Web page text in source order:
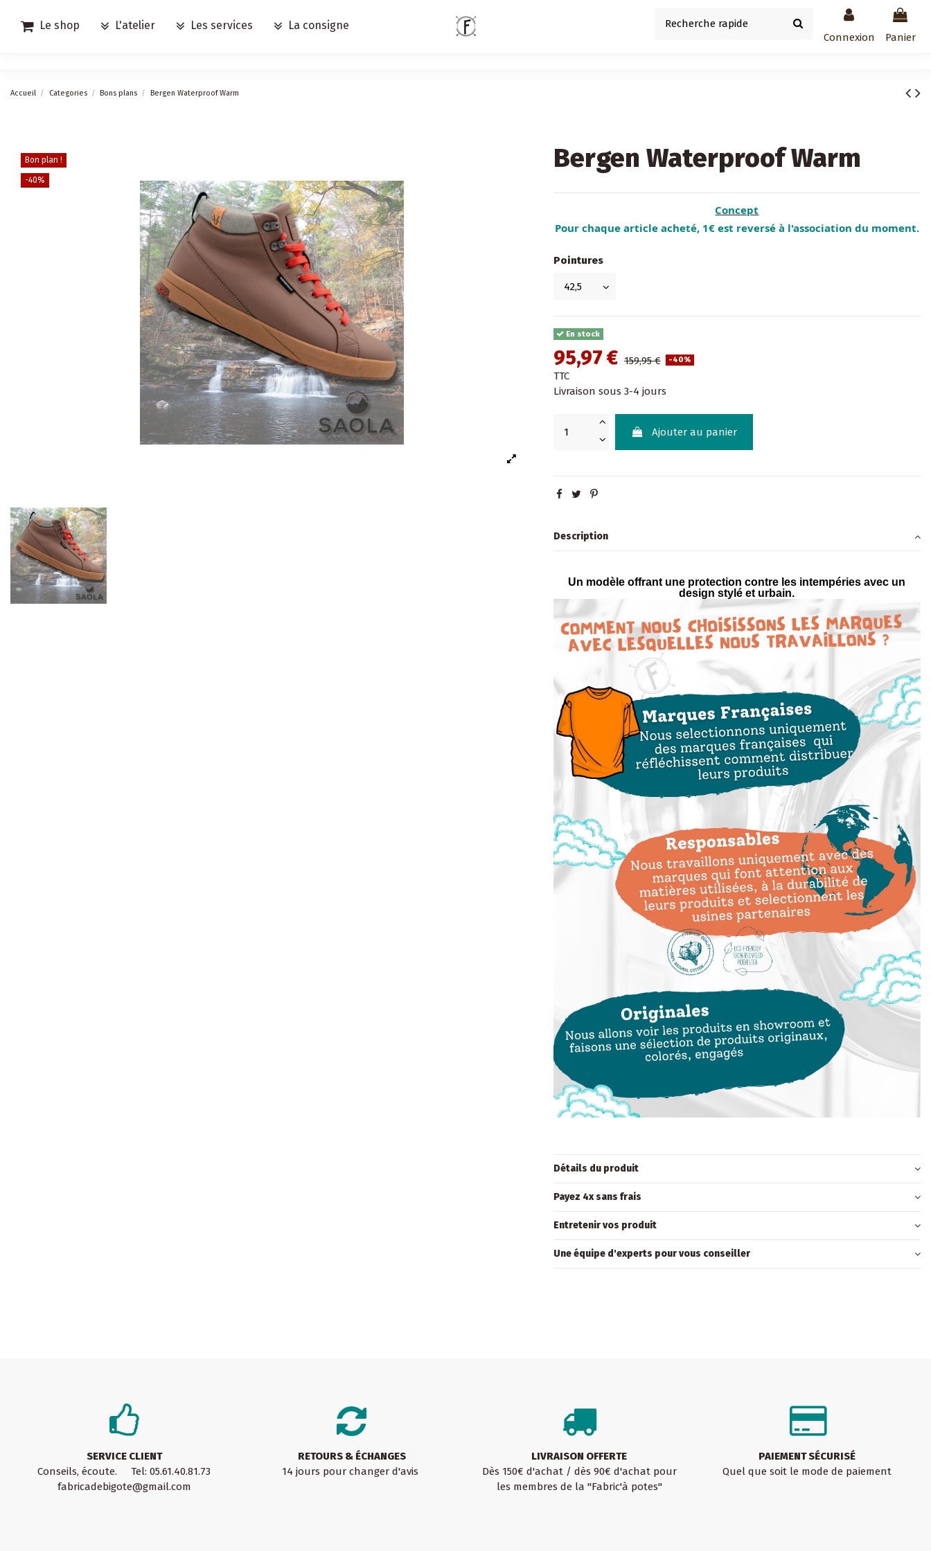
Le shop L'atelier Les services La consigne
Connexion Panier
Accueil Categories Bons plans Bergen Waterproof Warm
Bon plan !
-40%
Bergen Waterproof Warm
Concept
Pour chaque article acheté, 1€ est reversé à l'association du moment.
Pointures
En stock
95,97 € 159,95 € -40%
TTC
Livraison sous 3-4 jours
Ajouter au panier
Description
Un modèle offrant une protection contre les intempéries avec un
design stylé et urbain.
Détails du produit
Payez 4x sans frais
Entretenir vos produit
Une équipe d'experts pour vous conseiller
SERVICE CLIENT
Conseils, écoute. Tel: 05.61.40.81.73
fabricadebigote@gmail.com
RETOURS & ÉCHANGES
14 jours pour changer d'avis
LIVRAISON OFFERTE
Dès 150€ d'achat / dès 90€ d'achat pour
les membres de la "Fabric'à potes"
PAIEMENT SÉCURISÉ
Quel que soit le mode de paiement